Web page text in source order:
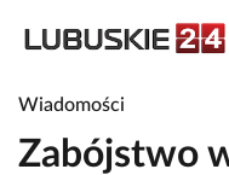
Wiadomości
Zabójstwo